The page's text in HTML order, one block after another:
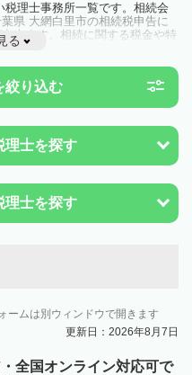
理士事務所一覧です。相続会
県 大網白里市の相続税申告に
来ます。相続に関する税金や特
してみましょう。
る
絞り込む
理士を探す
理士を探す
ームは別ウィンドウで開きます
更新日：2026年8月7日
全国オンライン対応可で